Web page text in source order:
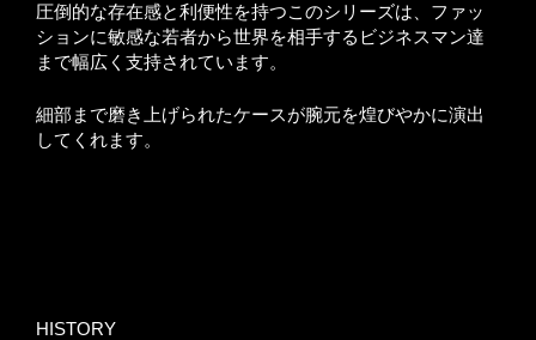
圧倒的な存在感と利便性を持つこのシリーズは、ファッ
ションに敏感な若者から世界を相手するビジネスマン達
まで幅広く支持されています。
細部まで磨き上げられたケースが腕元を煌びやかに演出
してくれます。
HISTORY